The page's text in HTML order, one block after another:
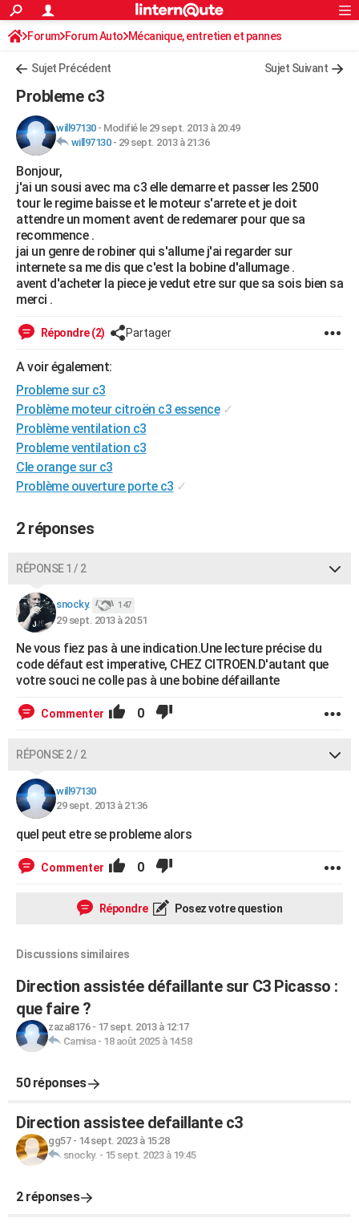
ACTUALITÉS
Politique
Société
Faits Divers
Education
Monde
Villes
+
FINANCE
Retraite
Impôts
Epargne
Immobilier
Risques naturels par ville
Banque
Assurance
Crédit
AUTO
Essais
Réserver un essai
Citadines
Berlines
SUV
Forum auto
+HIGH-TECH
Mobiles
Meilleur smartphone
Internet
Ordinateurs
Jeux vidéo
Guide high-tech
+BRICOLAGE
Forum
Aménagement intérieur
Extérieur
Cuisine
Salle de bains
Jardinage
Rangement
WEEK-END
Guides de France
Escapades
Patrimoine
Expositions
Musées
Week-end nature
LIFESTYLE
Alimentation
Guide de la santé
Maladies
Médicaments
Sommeil
Destinations
City break
Voyage nature
Voyage de noces
Forum
Climat
+
GUIDES D'ACHAT
BONS PLANS
CARTE DE VOEUX
Dictionnaire
Biographies
Citations
Expressions
Proverbes
PROGRAMME TV
COPAINS D'AVANT
S'inscrire
Se connecter
Lycées
Collèges
Primaires
Universités
Entreprises
Service militaire
Avis de recherche
AVIS DE DÉCÈS
Bricolage
Lifestyle
Culture
Sport
Auto
Television
Voyage
Cinema
Rechercher
S'inscrire
Connexion
Forum Forum Auto Mécanique, entretien et pannes
Sujet Précédent Sujet Suivant
Probleme c3
will97130- Modifié le 29 sept. 2013 à 20:49
will97130- 29 sept. 2013 à 21:36
Bonjour,
j'ai un sousi avec ma c3 elle demarre et passer les 2500
tour le regime baisse et le moteur s'arrete et je doit
attendre un moment avent de redemarer pour que sa
recommence .
jai un genre de robiner qui s'allume j'ai regarder sur
internete sa me dis que c'est la bobine d'allumage .
avent d'acheter la piece je vedut etre sur que sa sois bien sa
merci .
Répondre (2) Partager
A voir également:
Probleme sur c3
Problème moteur citroën c3 essence ✓
Problème ventilation c3
Probleme ventilation c3
Cle orange sur c3
Problème ouverture porte c3 ✓
2 réponses
RÉPONSE 1 / 2
snocky. 147
29 sept. 2013 à 20:51
Ne vous fiez pas à une indication.Une lecture précise du
code défaut est imperative, CHEZ CITROEN.D'autant que
votre souci ne colle pas à une bobine défaillante
Commenter 0
RÉPONSE 2 / 2
will97130
29 sept. 2013 à 21:36
quel peut etre se probleme alors
Commenter 0
Répondre Posez votre question
Discussions similaires
Direction assistée défaillante sur C3 Picasso :
que faire ?
zaza8176- 17 sept. 2013 à 12:17
Camisa- 18 août 2025 à 14:58
50 réponses
Direction assistee defaillante c3
gg57- 14 sept. 2023 à 15:28
snocky. - 15 sept. 2023 à 19:45
2 réponses